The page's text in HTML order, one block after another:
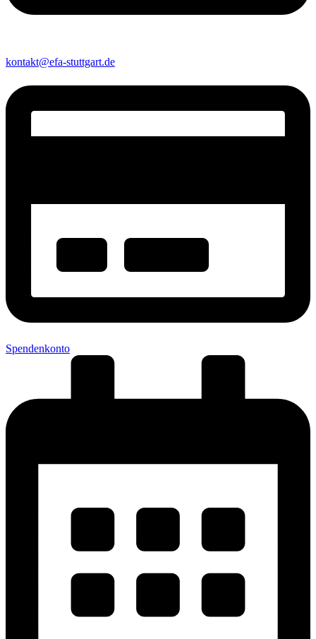
kontakt@efa-stuttgart.de
Spendenkonto